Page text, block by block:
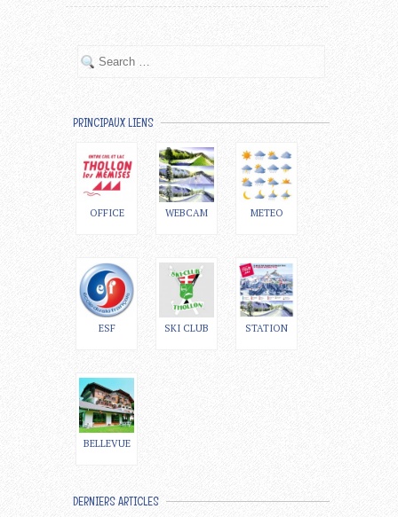
PRINCIPAUX LIENS
OFFICE WEBCAM METEO
ESF SKI CLUB STATION
BELLEVUE
DERNIERS ARTICLES